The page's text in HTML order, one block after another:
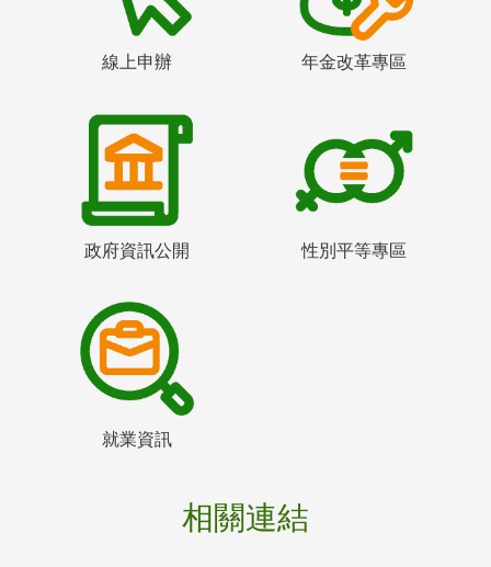
線上申辦 年金改革專區
政府資訊公開 性別平等專區
就業資訊
相關連結